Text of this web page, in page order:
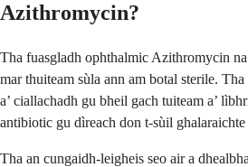
Azithromycin?
Tha fuasgladh ophthalmic Azithromycin
mar thuiteam sùla ann am botal sterile.
a’ ciallachadh gu bheil gach tuiteam a’
antibiotic gu dìreach don t-sùil ghalaraichte
Tha an cungaidh-leigheis seo air a